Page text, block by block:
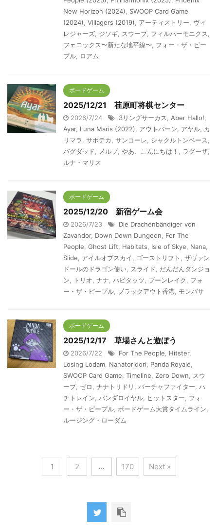
New Horizon (2024), SWOOP Card Game
(2024), Villagers (2019), アーティストリー, ヴィ
レジャーズ, ジソギ, スウープ, フィルハーモニクス,
フェニックス〜新たな地平線〜, フォー・ザ・ピー
プル, ロアム
ボードゲーム
2025/12/21 荏原町将棋センター
2026/7/24 3リングサーカス, Aber Hallo!,
Ayar, Luna Maris (2022), アウトバーン, アヤル, カ
リマラ, サポテカ, サンコーレ, シャクルトンベース,
バグダッド, メルブ, やあ、こんにちは！ , ラグーザ,
ルナ・マリス
ボードゲーム
2025/12/20 新宿ゲーム会
2026/7/23
Die Drachenbändiger von
Zavandor, Down Down Dungeon, For The
People, Ghost Lift, Habitats, Isle of Skye, Nana,
Slide, アイルオブスカイ, ゴーストリフト , ザヴァン
ドールのドラゴン使い, スライド, だんだんダンジョ
ン, トリオ, ナナ, ハビタッツ, ブーンレイク, フォ
ー・ザ・ピープル, ブラックアウト香港, モンバサ
ボードゲーム
2025/12/17 草場さんと遊ぼう
2026/7/22 For The People, Hitster,
Losing Lodam, Nanatoridori, Panda Royale,
SWOOP Card Game, Timeline, Zero Down, スウ
ープ, ゼロ, ナナトリドリ , バーチャファイター, ハ
チトレイン, パンダロイヤル, ヒットスター, フォ
ー・ザ・ピープル, ボードゲーム大賞タイムライン,
ルージング・ローダム
1 2 … 170 Next »